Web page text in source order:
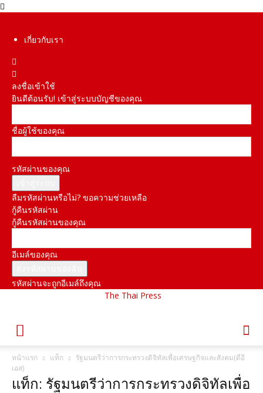
เกี่ยวกับเรา
ลงชื่อเข้าใช้
ยินดีต้อนรับ! เข้าสู่ระบบบัญชีของคุณ
ชื่อผู้ใช้ของคุณ
รหัสผ่านของคุณ
ลืมรหัสผ่านหรือไม่? ขอความช่วยเหลือ
กู้คืนรหัสผ่าน
กู้คืนรหัสผ่านของคุณ
อีเมล์ของคุณ
รหัสผ่านจะถูกอีเมล์ถึงคุณ
The Thai Press
หน้าแรก แท็ก
รัฐมนตรีว่าการกระทรวงดิจิทัลเพื่อเศรษฐกิจและสังคม(ดีอี
เอส)
แท็ก: รัฐมนตรีว่าการกระทรวงดิจิทัลเพื่อ